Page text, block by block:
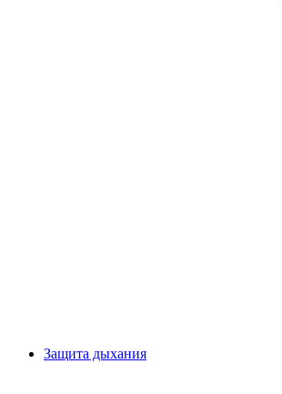
Защита дыхания